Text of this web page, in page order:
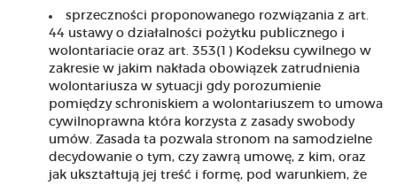
sprzeczności proponowanego rozwiązania z art.
44 ustawy o działalności pożytku publicznego i
wolontariacie oraz art. 353(1) Kodeksu cywilnego w
zakresie w jakim nakłada obowiązek zatrudnienia
wolontariusza w sytuacji gdy porozumienie
pomiędzy schroniskiem a wolontariuszem to umowa
cywilnoprawna która korzysta z zasady swobody
umów. Zasada ta pozwala stronom na samodzielne
decydowanie o tym, czy zawrą umowę, z kim, oraz
jak ukształtują jej treść i formę, pod warunkiem, że